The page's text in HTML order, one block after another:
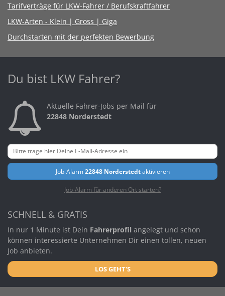
Tarifverträge für LKW-Fahrer / Berufskraftfahrer
LKW-Arten - Klein | Gross | Giga
Durchstarten mit der perfekten Bewerbung
Du bist LKW Fahrer?
Aktuelle Fahrer-Jobs per Mail für
22848 Norderstedt
Job-Alarm22848 Norderstedtaktivieren
Job-Alarm für anderen Ort starten?
SCHNELL & GRATIS
In nur 1 Minute ist Dein Fahrerprofil angelegt und schon
können interessierte Unternehmen Dir einen tollen, neuen
Job anbieten.
LOS GEHT'S